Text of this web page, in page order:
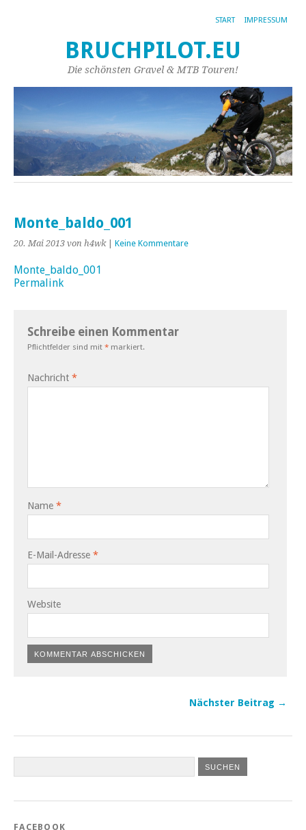
START IMPRESSUM
BRUCHPILOT.EU
Die schönsten Gravel & MTB Touren!
Monte_baldo_001
20. Mai 2013 von h4wk| Keine Kommentare
Monte_baldo_001
Permalink
Schreibe einen Kommentar
Pflichtfelder sind mit * markiert.
Nachricht *
Name *
E-Mail-Adresse *
Website
Nächster Beitrag →
FACEBOOK